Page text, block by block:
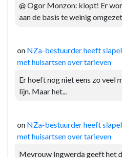
@ Ogor Monzon: klopt! Er
aan de basis te weinig
on NZa-bestuurder heeft
met huisartsen over tarieven
Er hoeft nog niet eens zo veel
lijn. Maar het...
on NZa-bestuurder heeft
met huisartsen over tarieven
Mevrouw Ingwerda geeft het